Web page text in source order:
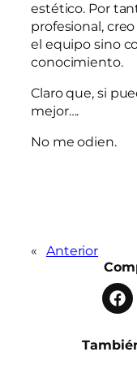
estético. Por
profesional,
el equipo sino
conocimiento.
Claro que, si
mejor….
No me odien.
« Anterior